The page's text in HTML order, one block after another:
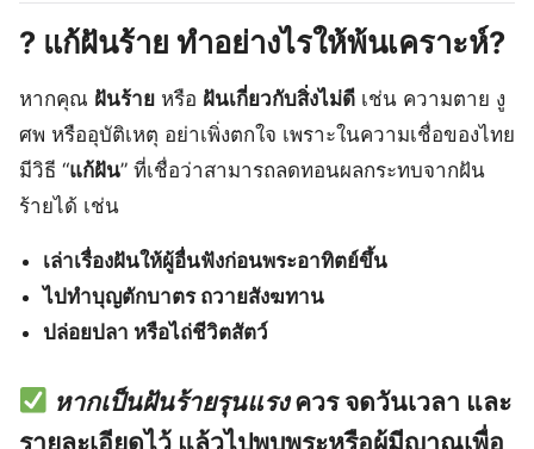
? แก้ฝันร้าย ทำอย่างไรให้พ้นเคราะห์?
หากคุณ ฝันร้าย หรือ ฝันเกี่ยวกับสิ่งไม่ดี เช่น ความตาย งู
ศพ หรืออุบัติเหตุ อย่าเพิ่งตกใจ เพราะในความเชื่อของไทย
มีวิธี “แก้ฝัน” ที่เชื่อว่าสามารถลดทอนผลกระทบจากฝัน
ร้ายได้ เช่น
เล่าเรื่องฝันให้ผู้อื่นฟังก่อนพระอาทิตย์ขึ้น
ไปทำบุญตักบาตร ถวายสังฆทาน
ปล่อยปลา หรือไถ่ชีวิตสัตว์
หากเป็นฝันร้ายรุนแรงควรจดวันเวลา และ
รายละเอียดไว้ แล้วไปพบพระหรือผู้มีญาณเพื่อ